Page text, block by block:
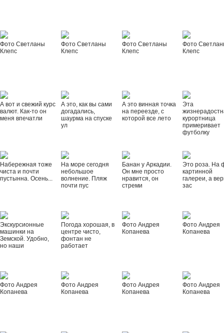
Фото Светланы
Клепс
Фото Светланы
Клепс
Фото Светланы
Клепс
Фото
Клепс
А вот и свежий курс
валют. Как-то он
меня впечатли
А это, как вы сами
догадались,
шаурма на спуске
ул
А это винная точка
на переезде, с
которой все лето
Эта
курортница
примеривает
футболку
Набережная тоже
чиста и почти
пустынна. Осень...
На море сегодня
небольшое
волнение. Пляж
почти пус
Банан у Аркадии.
Он мне просто
нравится, он
стреми
Это роза. На
картинной
галереи, а
зас
Экскурсионные
машинки на
Земской. Удобно,
но наши
Погода хорошая, в
центре чисто,
фонтан не
работает
Фото Андрея
Копанева
Фото Андрея
Копанева
Фото Андрея
Копанева
Фото Андрея
Копанева
Фото Андрея
Копанева
Фото Андрея
Копанева